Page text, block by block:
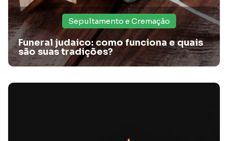
Diferentes modelos de caixão: Escolhendo com
Sepultamento e Cremação
Funeral judaico: como funciona e quais
são suas tradições?